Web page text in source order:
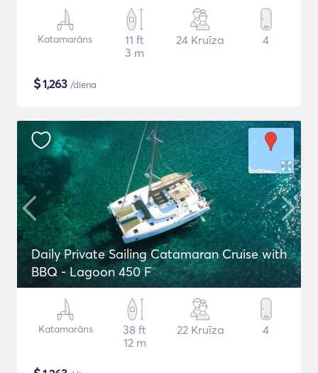
Katamarāns
11 ft
3 m
24 Kruīza 4
$1,263 /diena
Daily Private Sailing Catamaran Cruise with
BBQ - Lagoon 450 F
Katamarāns
38 ft
12 m
22 Kruīza 4